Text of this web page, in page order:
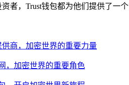
者，Trust钱包都为他们提供了一
供商，加密世界的重要力量
，加密世界的重要角色